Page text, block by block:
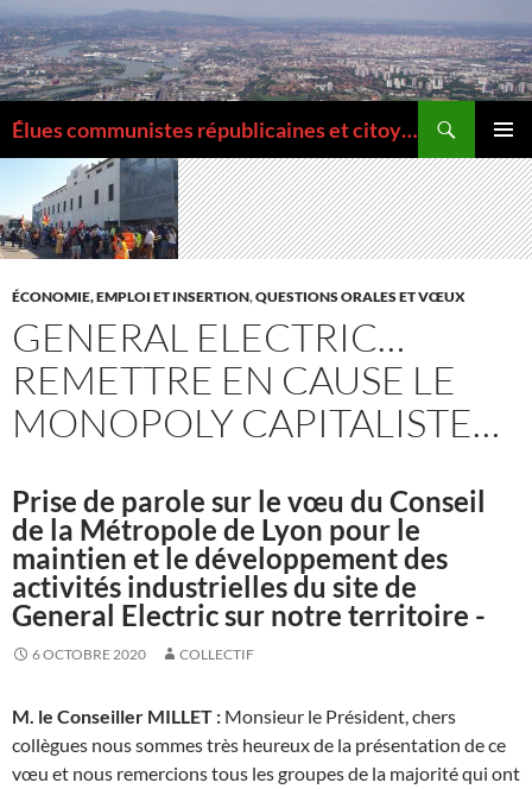
Aller
au
contenu
Élues communistes républicaines et citoyennes de la Métropole de Lyon
MENU
ÉCONOMIE, EMPLOI ET INSERTION,QUESTIONS ORALES ET VŒUX
GENERAL ELECTRIC…
REMETTRE EN CAUSE LE
MONOPOLY CAPITALISTE…
Prise de parole sur le vœu du Conseil
de la Métropole de Lyon pour le
maintien et le développement des
activités industrielles du site de
General Electric sur notre territoire -
6 OCTOBRE 2020 COLLECTIF
M. le Conseiller MILLET : Monsieur le Président, chers
collègues nous sommes très heureux de la présentation de ce
vœu et nous remercions tous les groupes de la majorité qui ont